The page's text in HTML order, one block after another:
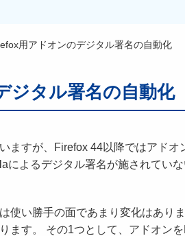
用アドオンのデジタル署名の自動化
ジタル署名の自動化
ますが、Firefox 44以降ではアドオ
によるデジタル署名が施されてい
使い勝手の面であまり変化はあり
ます。 その1つとして、アドオン